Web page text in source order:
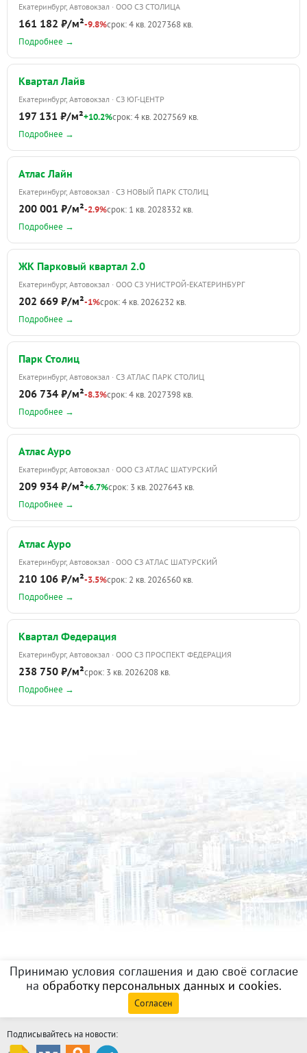
Екатеринбург, Автовокзал · ООО СЗ СТОЛИЦА
161 182 ₽/м²-9.8%срок: 4 кв. 2027368 кв.
Подробнее →
Квартал Лайв
Екатеринбург, Автовокзал · СЗ ЮГ-ЦЕНТР
197 131 ₽/м²+10.2%срок: 4 кв. 2027569 кв.
Подробнее →
Атлас Лайн
Екатеринбург, Автовокзал · СЗ НОВЫЙ ПАРК СТОЛИЦ
200 001 ₽/м²-2.9%срок: 1 кв. 2028332 кв.
Подробнее →
ЖК Парковый квартал 2.0
Екатеринбург, Автовокзал · ООО СЗ УНИСТРОЙ-ЕКАТЕРИНБУРГ
202 669 ₽/м²-1%срок: 4 кв. 2026232 кв.
Подробнее →
Парк Столиц
Екатеринбург, Автовокзал · СЗ АТЛАС ПАРК СТОЛИЦ
206 734 ₽/м²-8.3%срок: 4 кв. 2027398 кв.
Подробнее →
Атлас Ауро
Екатеринбург, Автовокзал · ООО СЗ АТЛАС ШАТУРСКИЙ
209 934 ₽/м²+6.7%срок: 3 кв. 2027643 кв.
Подробнее →
Атлас Ауро
Екатеринбург, Автовокзал · ООО СЗ АТЛАС ШАТУРСКИЙ
210 106 ₽/м²-3.5%срок: 2 кв. 2026560 кв.
Подробнее →
Квартал Федерация
Екатеринбург, Автовокзал · ООО СЗ ПРОСПЕКТ ФЕДЕРАЦИЯ
238 750 ₽/м²срок: 3 кв. 2026208 кв.
Подробнее →
Принимаю условия соглашения и даю своё согласие
на обработку персональных данных и cookies.
Согласен
Подписывайтесь на новости: